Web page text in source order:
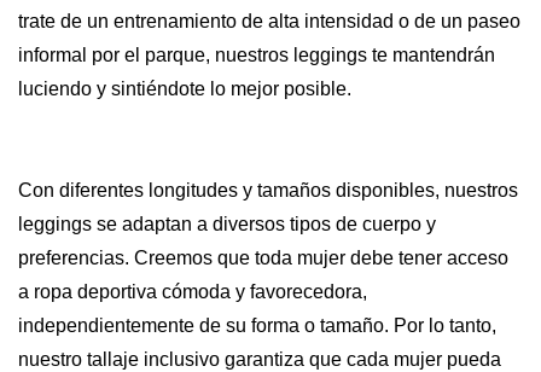
trate de un entrenamiento de alta intensidad o de un paseo
informal por el parque, nuestros leggings te mantendrán
luciendo y sintiéndote lo mejor posible.
Con diferentes longitudes y tamaños disponibles, nuestros
leggings se adaptan a diversos tipos de cuerpo y
preferencias. Creemos que toda mujer debe tener acceso
a ropa deportiva cómoda y favorecedora,
independientemente de su forma o tamaño. Por lo tanto,
nuestro tallaje inclusivo garantiza que cada mujer pueda